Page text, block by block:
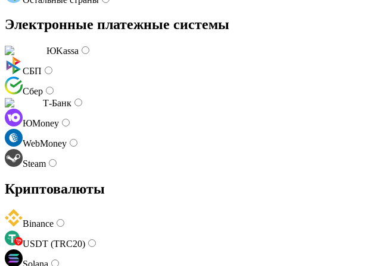
Электронные платежные системы
ЮKassa
СБП
Сбер
Т-Банк
ЮMoney
WebMoney
Steam
Криптовалюты
Binance
USDT (TRC20)